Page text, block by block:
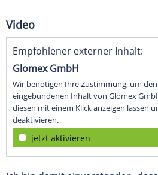
Video
Empfohlener externer Inhalt:
Glomex GmbH
Wir benötigen Ihre Zustimmung, um
eingebundenen Inhalt von Glomex
diesen mit einem Klick anzeigen lassen
deaktivieren.
jetzt aktivieren